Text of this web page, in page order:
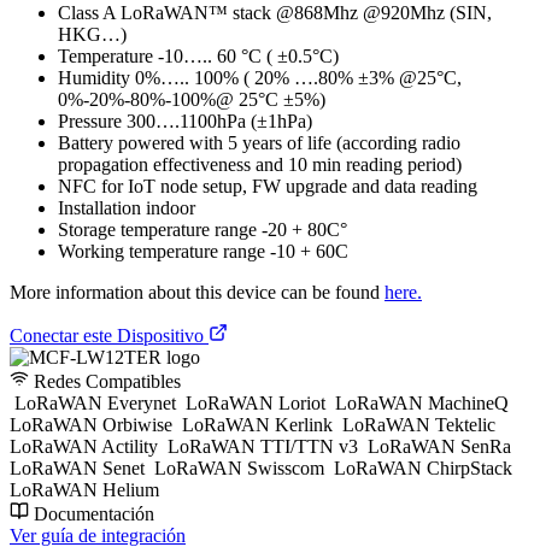
Class A LoRaWAN™ stack @868Mhz @920Mhz (SIN,
HKG…)
Temperature -10….. 60 °C ( ±0.5°C)
Humidity 0%….. 100% ( 20% ….80% ±3% @25°C,
0%-20%-80%-100%@ 25°C ±5%)
Pressure 300….1100hPa (±1hPa)
Battery powered with 5 years of life (according radio
propagation effectiveness and 10 min reading period)
NFC for IoT node setup, FW upgrade and data reading
Installation indoor
Storage temperature range -20 + 80C°
Working temperature range -10 + 60C
More information about this device can be found here.
Conectar este Dispositivo
Redes Compatibles
LoRaWAN Everynet LoRaWAN Loriot LoRaWAN MachineQ
LoRaWAN Orbiwise LoRaWAN Kerlink LoRaWAN Tektelic
LoRaWAN Actility LoRaWAN TTI/TTN v3 LoRaWAN SenRa
LoRaWAN Senet LoRaWAN Swisscom LoRaWAN ChirpStack
LoRaWAN Helium
Documentación
Ver guía de integración